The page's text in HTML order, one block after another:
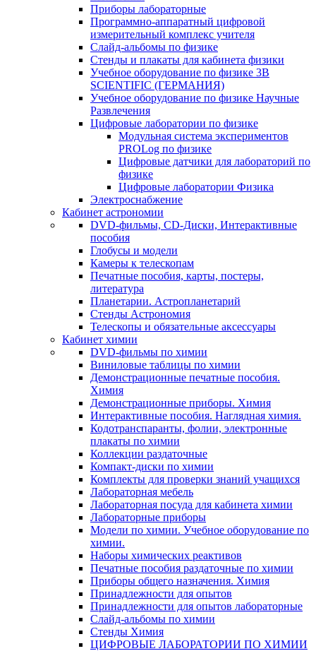
Приборы лабораторные
Программно-аппаратный цифровой
измерительный комплекс учителя
Слайд-альбомы по физике
Стенды и плакаты для кабинета физики
Учебное оборудование по физике 3B
SCIENTIFIC (ГЕРМАНИЯ)
Учебное оборудование по физике Научные
Развлечения
Цифровые лаборатории по физике
Модульная система экспериментов
PROLog по физике
Цифровые датчики для лабораторий по
физике
Цифровые лаборатории Физика
Электроснабжение
Кабинет астрономии
DVD-фильмы, CD-Диски, Интерактивные
пособия
Глобусы и модели
Камеры к телескопам
Печатные пособия, карты, постеры,
литература
Планетарии. Астропланетарий
Стенды Астрономия
Телескопы и обязательные аксессуары
Кабинет химии
DVD-фильмы по химии
Виниловые таблицы по химии
Демонстрационные печатные пособия.
Химия
Демонстрационные приборы. Химия
Интерактивные пособия. Наглядная химия.
Кодотранспаранты, фолии, электронные
плакаты по химии
Коллекции раздаточные
Компакт-диски по химии
Комплекты для проверки знаний учащихся
Лабораторная мебель
Лабораторная посуда для кабинета химии
Лабораторные приборы
Модели по химии. Учебное оборудование по
химии.
Наборы химических реактивов
Печатные пособия раздаточные по химии
Приборы общего назначения. Химия
Принадлежности для опытов
Принадлежности для опытов лабораторные
Слайд-альбомы по химии
Стенды Химия
ЦИФРОВЫЕ ЛАБОРАТОРИИ ПО ХИМИИ